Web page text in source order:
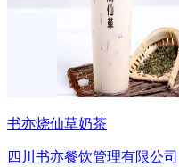
书亦烧仙草奶茶
四川书亦餐饮管理有限公司